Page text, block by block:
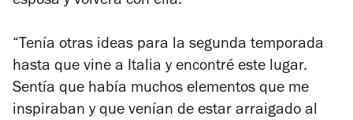
“Tenía otras ideas para la segunda temporada
hasta que vine a Italia y encontré este lugar.
Sentía que había muchos elementos que me
inspiraban y que venían de estar arraigado al